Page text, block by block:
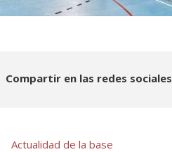
Compartir en las redes sociales
Actualidad de la base